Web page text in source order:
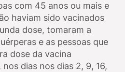
com 45 anos ou mais e
haviam sido vacinados
dose, tomaram a
e as pessoas que
dose da vacina
dias nos dias 2, 9, 16,